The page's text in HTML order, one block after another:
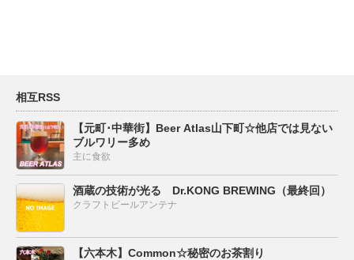
相互RSS
【元町･中華街】Beer Atlas山下町☆他店では見ない
ブルワリー多め
主に食欲
酒蔵の技術が光る Dr.KONG BREWING（最終回）
クラフトビールアンテナ
【六本木】Common☆秘密のお茶割り